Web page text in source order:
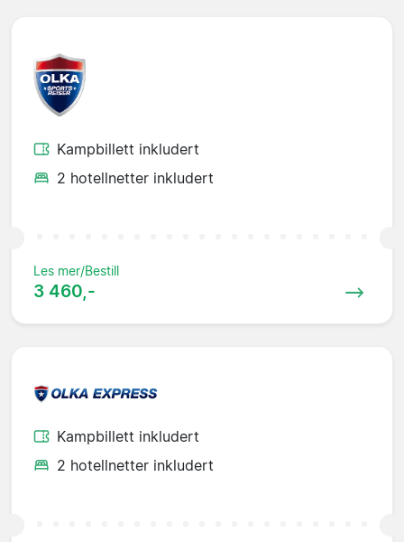
Kampbillett inkludert
2 hotellnetter inkludert
Les mer/Bestill
3 460,-
Kampbillett inkludert
2 hotellnetter inkludert